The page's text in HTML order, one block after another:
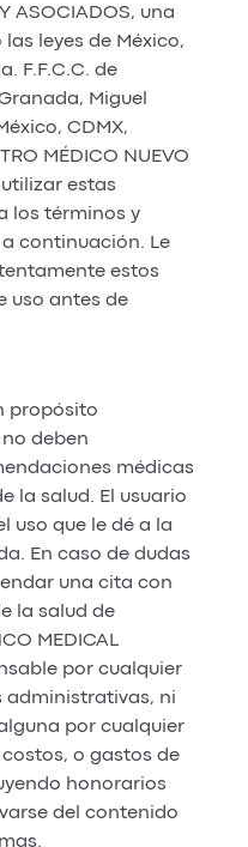
ASOCIADOS, una
leyes de México,
F.F.C.C. de
Miguel
CDMX,
MÉDICO NUEVO
utilizar estas
los términos y
continuación. Le
estos
uso antes de
propósito
deben
médicas
la salud. El usuario
uso que le dé a la
En caso de dudas
una cita con
la salud de
MEDICAL
por cualquier
administrativas, ni
por cualquier
o gastos de
honorarios
del contenido